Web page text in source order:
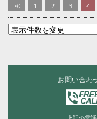
<< 1 2 3 4
お問い合わ